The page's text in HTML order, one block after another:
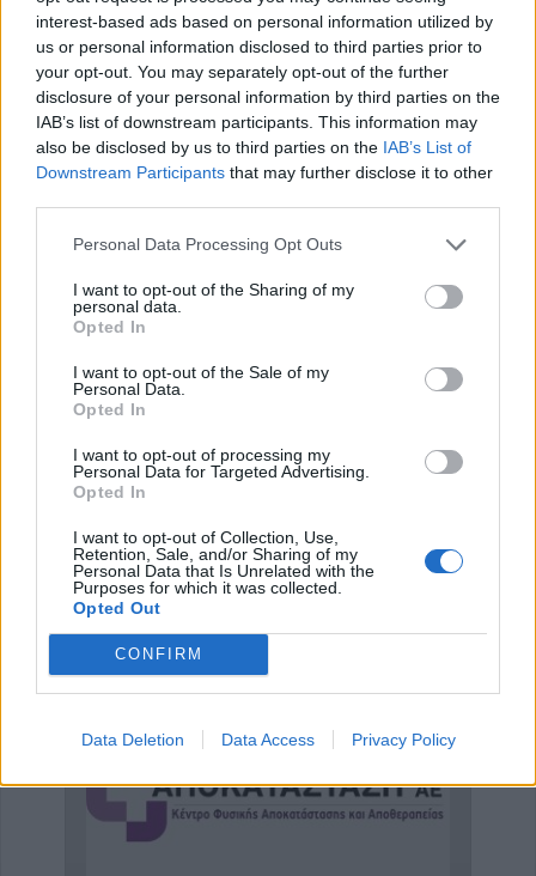
interest-based ads based on personal information utilized by
us or personal information disclosed to third parties prior to
your opt-out. You may separately opt-out of the further
disclosure of your personal information by third parties on the
IAB’s list of downstream participants. This information may
also be disclosed by us to third parties on the IAB’s List of
Downstream Participants that may further disclose it to other
Personal Data Processing Opt Outs
I want to opt-out of the Sharing of my
personal data.
Opted In
I want to opt-out of the Sale of my
Personal Data.
Opted In
I want to opt-out of processing my
Personal Data for Targeted Advertising.
Opted In
I want to opt-out of Collection, Use,
Retention, Sale, and/or Sharing of my
Personal Data that Is Unrelated with the
Purposes for which it was collected.
Opted Out
CONFIRM
Data Deletion Data Access Privacy Policy
Μουντιάλ 2026: Με ανατροπή στο τέλος η Αργεντινή
νίκησε την Αγγλία και πήγε τελικό!
16 Ιουλίου 2026, 00:09
επιστροφή στην κορυφή
ΕΠΑΓΓΕΛΜΑΤΙΕΣ ΥΓΕΙΑΣ
Παιδοψυχίατρος "Ευθαλία Τζίλα"
ΑΓΓΕΛΙΕΣ